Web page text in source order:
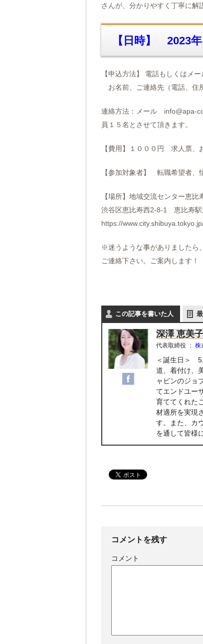
さんが、分かりやすく丁寧に
【日時】 2023
【申込方法】 電話もしくはメ
お名前、ご連絡先（電話、住
連絡方法：メール info@apa-
員１５名とさせて頂きます。
【費用】１０００円 求人票、
【参加対象者】 転職希望者、
【場所】地域交流センター恵比
渋谷区恵比寿西2-8-1 恵比寿駅
https://
※迷うような事がありましたら
ご連絡下さい。ご案内します！
この記事を書いた人
深澤 恵美子
代表取締役 ： 株
＜誕生日＞
道、着付け、
ャビンのジョ
てエンドユー
育ててくれた
材適所を実現
す。また、カ
を通して皆様
コメントを残す
コメント